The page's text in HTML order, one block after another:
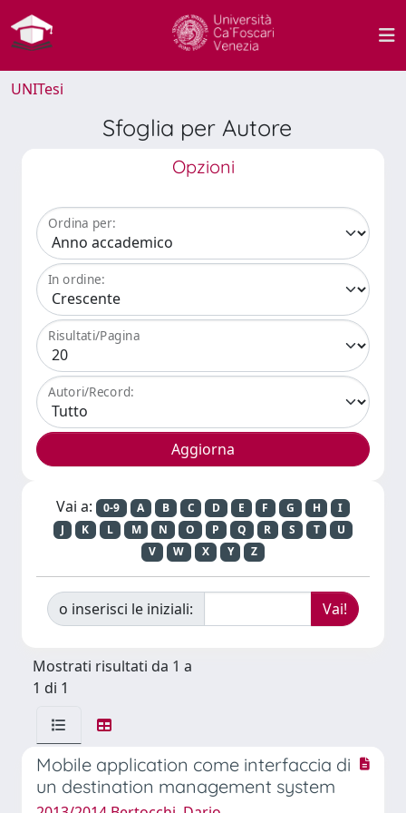
UNITesi
Sfoglia per Autore
Opzioni
Ordina per:
In ordine:
Risultati/Pagina
Autori/Record:
Vai a: 0-9 A B C D E F G H
I
J
K L M N O P Q R S T
U
V
W X Y Z
o inserisci le iniziali:
Mostrati risultati da 1 a
1 di 1
Mobile application come interfaccia di
un destination management system